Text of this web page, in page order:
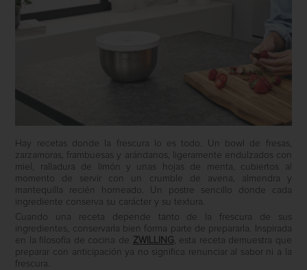
Hay recetas donde la frescura lo es todo. Un bowl de fresas,
zarzamoras, frambuesas y arándanos, ligeramente endulzados con
miel, ralladura de limón y unas hojas de menta, cubiertos al
momento de servir con un crumble de avena, almendra y
mantequilla recién horneado. Un postre sencillo donde cada
ingrediente conserva su carácter y su textura.
Cuando una receta depende tanto de la frescura de sus
ingredientes, conservarla bien forma parte de prepararla. Inspirada
en la filosofía de cocina de ZWILLING, esta receta demuestra que
preparar con anticipación ya no significa renunciar al sabor ni a la
frescura.